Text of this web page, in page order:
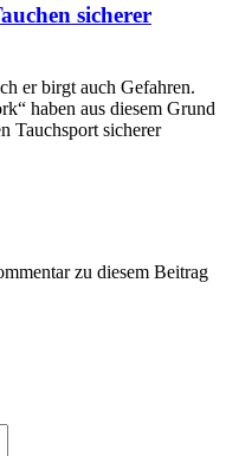
sicherer
er birgt auch Gefahren.
haben aus diesem Grund
Tauchsport sicherer
zu diesem Beitrag